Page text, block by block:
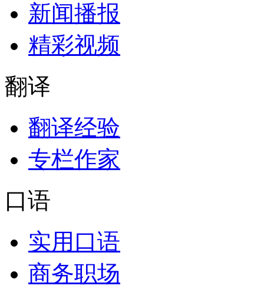
新闻播报
精彩视频
翻译
翻译经验
专栏作家
口语
实用口语
商务职场